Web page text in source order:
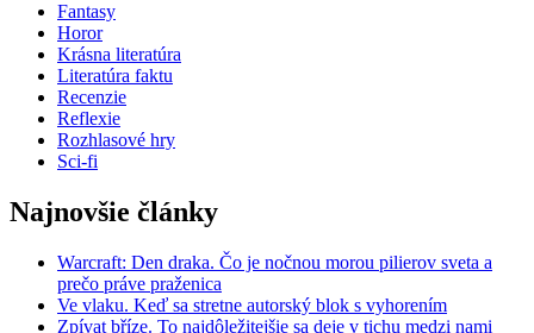
Fantasy
Horor
Krásna literatúra
Literatúra faktu
Recenzie
Reflexie
Rozhlasové hry
Sci-fi
Najnovšie články
Warcraft: Den draka. Čo je nočnou morou pilierov sveta a
prečo práve praženica
Ve vlaku. Keď sa stretne autorský blok s vyhorením
Zpívat bříze. To najdôležitejšie sa deje v tichu medzi nami